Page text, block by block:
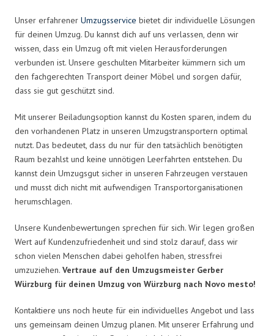
Unser erfahrener Umzugsservice bietet dir individuelle Lösungen
für deinen Umzug. Du kannst dich auf uns verlassen, denn wir
wissen, dass ein Umzug oft mit vielen Herausforderungen
verbunden ist. Unsere geschulten Mitarbeiter kümmern sich um
den fachgerechten Transport deiner Möbel und sorgen dafür,
dass sie gut geschützt sind.
Mit unserer Beiladungsoption kannst du Kosten sparen, indem du
den vorhandenen Platz in unseren Umzugstransportern optimal
nutzt. Das bedeutet, dass du nur für den tatsächlich benötigten
Raum bezahlst und keine unnötigen Leerfahrten entstehen. Du
kannst dein Umzugsgut sicher in unseren Fahrzeugen verstauen
und musst dich nicht mit aufwendigen Transportorganisationen
herumschlagen.
Unsere Kundenbewertungen sprechen für sich. Wir legen großen
Wert auf Kundenzufriedenheit und sind stolz darauf, dass wir
schon vielen Menschen dabei geholfen haben, stressfrei
umzuziehen. Vertraue auf den Umzugsmeister Gerber
Würzburg für deinen Umzug von Würzburg nach Novo mesto!
Kontaktiere uns noch heute für ein individuelles Angebot und lass
uns gemeinsam deinen Umzug planen. Mit unserer Erfahrung und